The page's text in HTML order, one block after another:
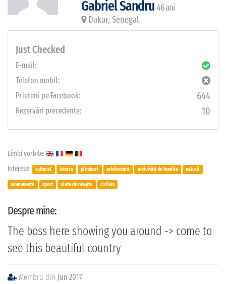
Gabriel Sandru46 ani
Dakar, Senegal
Just Checked
E-mail:
Telefon mobil:
Prieteni pe Facebook:
644
Rezervări precedente: 10
Limbi vorbite:
Interese:
cultural istorie plimbari arhitectură activități de familie natură
monumente sport viata de noapte ciclism
Despre mine:
The boss here showing you around -> come to
see this beautiful country
Membru din Jun 2017
Login / Înregistrare
Favorite